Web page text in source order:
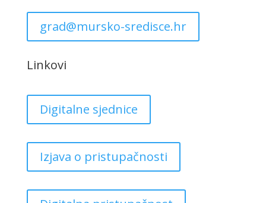
grad@mursko-sredisce.hr
Linkovi
Digitalne sjednice
Izjava o pristupačnosti